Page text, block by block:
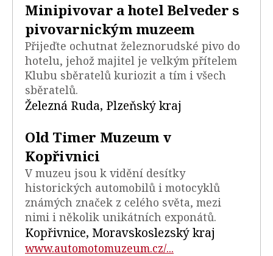
Minipivovar a hotel Belveder s
pivovarnickým muzeem
Přijeďte ochutnat železnorudské pivo do
hotelu, jehož majitel je velkým přítelem
Klubu sběratelů kuriozit a tím i všech
sběratelů.
Železná Ruda, Plzeňský kraj
Old Timer Muzeum v
Kopřivnici
V muzeu jsou k vidění desítky
historických automobilů i motocyklů
známých značek z celého světa, mezi
nimi i několik unikátních exponátů.
Kopřivnice, Moravskoslezský kraj
www.automotomuzeum.cz/...